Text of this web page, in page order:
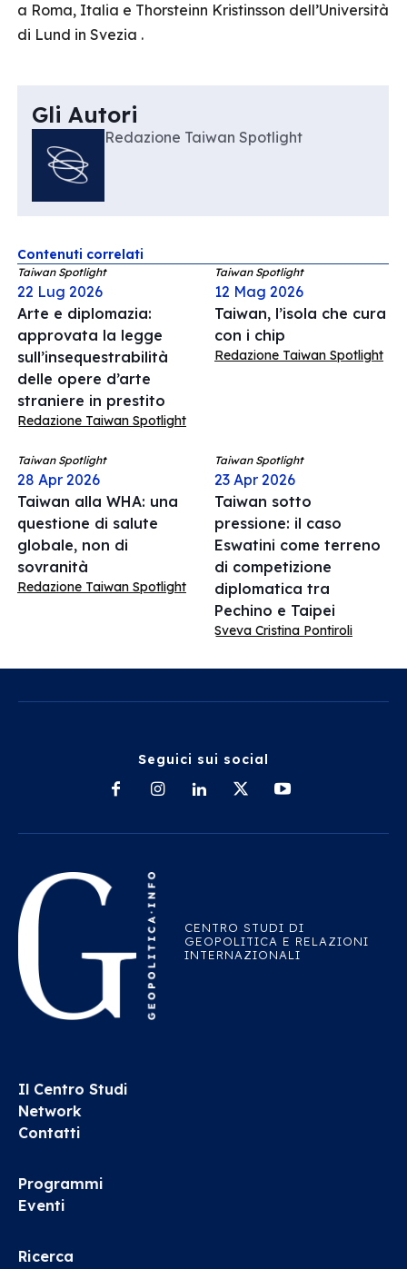
a Roma, Italia e Thorsteinn Kristinsson dell’Università
di Lund in Svezia .
Gli Autori
Redazione Taiwan Spotlight
Contenuti correlati
Taiwan Spotlight
22 Lug 2026
Arte e diplomazia:
approvata la legge
sull’insequestrabilità
delle opere d’arte
straniere in prestito
Redazione Taiwan Spotlight
Taiwan Spotlight
12 Mag 2026
Taiwan, l’isola che cura
con i chip
Redazione Taiwan Spotlight
Taiwan Spotlight
28 Apr 2026
Taiwan alla WHA: una
questione di salute
globale, non di
sovranità
Redazione Taiwan Spotlight
Taiwan Spotlight
23 Apr 2026
Taiwan sotto
pressione: il caso
Eswatini come terreno
di competizione
diplomatica tra
Pechino e Taipei
Sveva Cristina Pontiroli
Seguici sui social
CENTRO STUDI DI
GEOPOLITICA E RELAZIONI
INTERNAZIONALI
Il Centro Studi
Network
Contatti
Programmi
Eventi
Ricerca